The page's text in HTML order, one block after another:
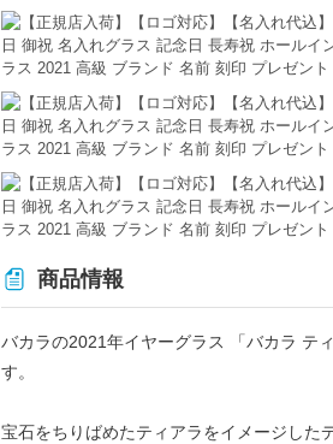
商品情報
バカラの2021年イヤーグラス 「バカラ テ
す。
宝石をちりばめたティアラをイメージした